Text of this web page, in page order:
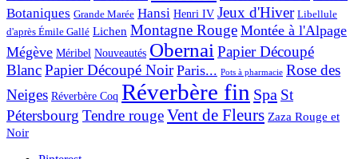
Botaniques Grande Marée Hansi Henri IV Jeux d'Hiver Libellule
d'après Émile Gallé Lichen Montagne Rouge Montée à l'Alpage
Mégève Méribel Nouveautés ObernaiPapier Découpé
BlancPapier Découpé Noir Paris... Pots à pharmacie Rose des
Neiges Réverbère Coq Réverbère fin Spa St
Pétersbourg Tendre rougeVent de Fleurs Zaza Rouge et
Noir